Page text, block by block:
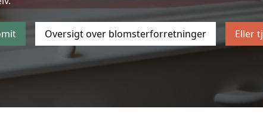
Oversigt over blomsterforretninger Eller